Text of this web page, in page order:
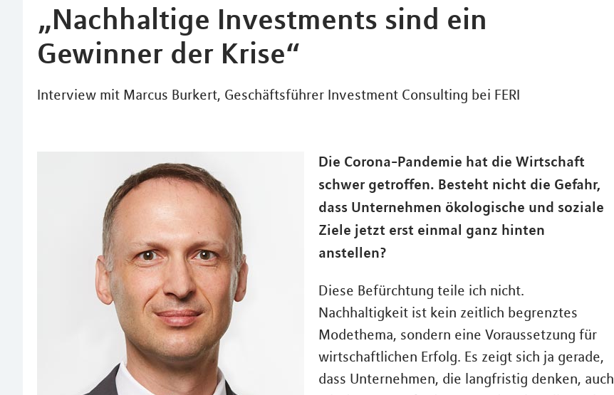
„Nachhaltige Investments sind ein
Gewinner der Krise“
Interview mit Marcus Burkert, Geschäftsführer Investment Consulting bei FERI
Die Corona-Pandemie hat die Wirtschaft
schwer getroffen. Besteht nicht die Gefahr,
dass Unternehmen ökologische und soziale
Ziele jetzt erst einmal ganz hinten
anstellen?
Diese Befürchtung teile ich nicht.
Nachhaltigkeit ist kein zeitlich begrenztes
Modethema, sondern eine Voraussetzung für
wirtschaftlichen Erfolg. Es zeigt sich ja gerade,
dass Unternehmen, die langfristig denken, auch